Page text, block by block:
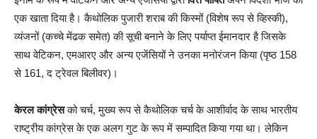
एक खाता दिया है। कैथोलिक पुजारी शराब की किस्मों (विशेष रूप से व्हिस्की),
व्यंजनों (कच्चे मेंढक समेत) की सूची बनाने के लिए पर्याप्त ईमानदार है जिसके
साथ वेटिकन, एमआरए और अन्य एजेंसियों ने उनका मनोरंजन किया (पृष्ठ 158
से 161, द ट्रेवल बिलीवर)।
केरल कांग्रेसको चर्च, मुख्य रूप से कैथोलिक चर्च के आशीर्वाद के साथ भारतीय
राष्ट्रीय कांग्रेस के एक अलग गुट के रूप में सम्पादित किया गया था। लेकिन